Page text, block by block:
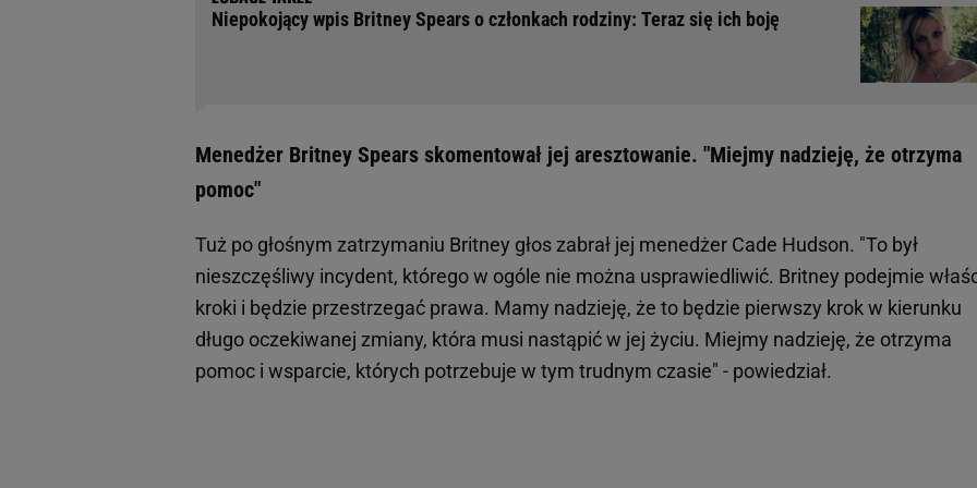
Niepokojący wpis Britney Spears o członkach rodziny: Teraz się ich boję
Menedżer Britney Spears skomentował jej aresztowanie. "Miejmy nadzieję, że otrzyma
pomoc"
Tuż po głośnym zatrzymaniu Britney głos zabrał jej menedżer Cade Hudson. "To był
nieszczęśliwy incydent, którego w ogóle nie można usprawiedliwić. Britney podejmie
kroki i będzie przestrzegać prawa. Mamy nadzieję, że to będzie pierwszy krok w kierunku
długo oczekiwanej zmiany, która musi nastąpić w jej życiu. Miejmy nadzieję, że otrzyma
pomoc i wsparcie, których potrzebuje w tym trudnym czasie" - powiedział.